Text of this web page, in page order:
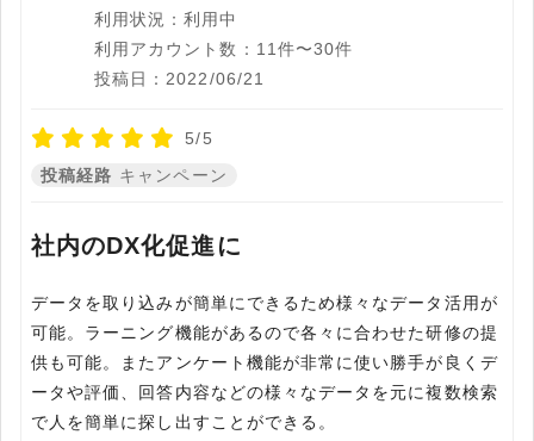
利用状況：利用中
利用アカウント数：11件〜30件
投稿日：2022/06/21
5/5
投稿経路 キャンペーン
社内のDX化促進に
データを取り込みが簡単にできるため様々なデータ活用が
可能。ラーニング機能があるので各々に合わせた研修の提
供も可能。またアンケート機能が非常に使い勝手が良くデ
ータや評価、回答内容などの様々なデータを元に複数検索
で人を簡単に探し出すことができる。